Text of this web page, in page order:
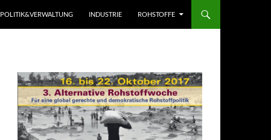
POLITIK&VERWALTUNG INDUSTRIE ROHSTOFFE